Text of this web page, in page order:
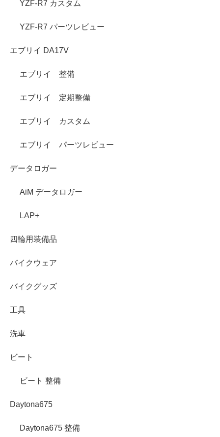
YZF-R7 カスタム
YZF-R7 パーツレビュー
エブリイ DA17V
エブリイ 整備
エブリイ 定期整備
エブリイ カスタム
エブリイ パーツレビュー
データロガー
AiM データロガー
LAP+
四輪用装備品
バイクウェア
バイクグッズ
工具
洗車
ビート
ビート 整備
Daytona675
Daytona675 整備